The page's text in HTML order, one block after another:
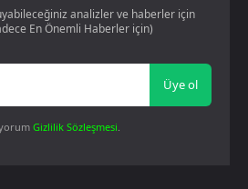
analizler ve haberler için
En Önemli Haberler için)
Üye ol
Gizlilik Sözleşmesi.